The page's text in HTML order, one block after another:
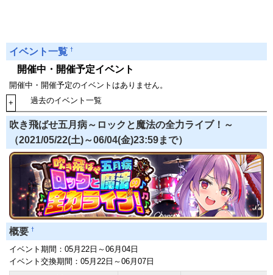
イベント一覧 †
開催中・開催予定イベント
開催中・開催予定のイベントはありません。
+
過去のイベント一覧
吹き飛ばせ五月病～ロックと魔法の全力ライブ！～
（2021/05/22(土)～06/04(金)23:59まで）
概要 †
イベント期間：05月22日～06月04日
イベント交換期間：05月22日～06月07日